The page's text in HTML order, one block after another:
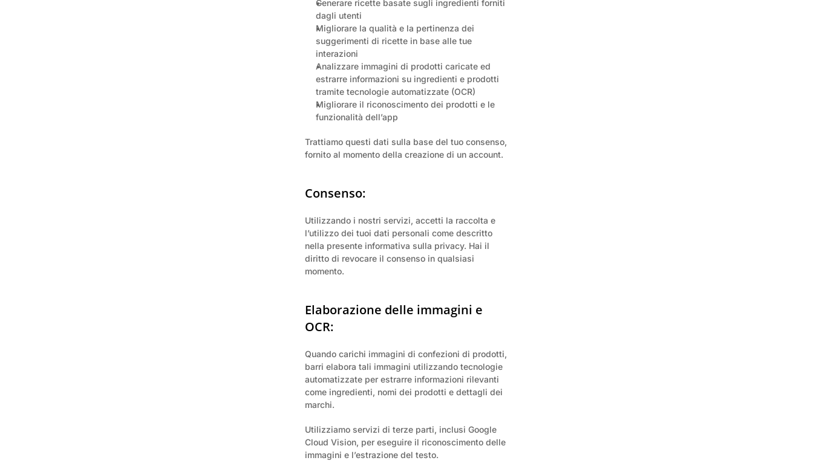
Generare ricette basate sugli ingredienti forniti
dagli utenti
Migliorare la qualità e la pertinenza dei
suggerimenti di ricette in base alle tue
interazioni
Analizzare immagini di prodotti caricate ed
estrarre informazioni su ingredienti e prodotti
tramite tecnologie automatizzate (OCR)
Migliorare il riconoscimento dei prodotti e le
funzionalità dell’app
Trattiamo questi dati sulla base del tuo consenso,
fornito al momento della creazione di un account.
Consenso:
Utilizzando i nostri servizi, accetti la raccolta e
l’utilizzo dei tuoi dati personali come descritto
nella presente informativa sulla privacy. Hai il
diritto di revocare il consenso in qualsiasi
momento.
Elaborazione delle immagini e
OCR:
Quando carichi immagini di confezioni di prodotti,
barri elabora tali immagini utilizzando tecnologie
automatizzate per estrarre informazioni rilevanti
come ingredienti, nomi dei prodotti e dettagli dei
marchi.
Utilizziamo servizi di terze parti, inclusi Google
Cloud Vision, per eseguire il riconoscimento delle
immagini e l’estrazione del testo.